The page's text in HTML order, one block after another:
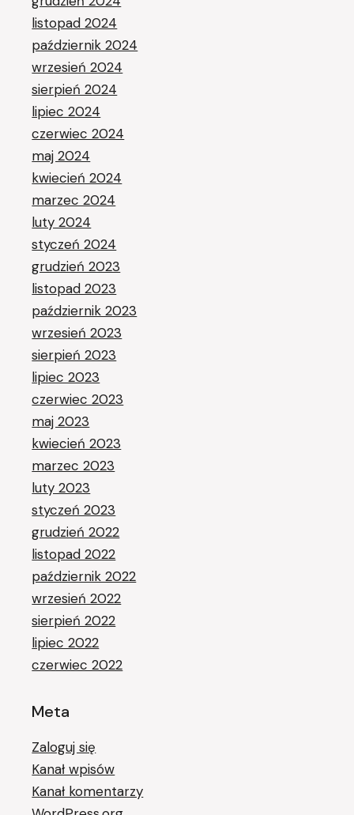
listopad 2024
październik 2024
wrzesień 2024
sierpień 2024
lipiec 2024
czerwiec 2024
maj 2024
kwiecień 2024
marzec 2024
luty 2024
styczeń 2024
grudzień 2023
listopad 2023
październik 2023
wrzesień 2023
sierpień 2023
lipiec 2023
czerwiec 2023
maj 2023
kwiecień 2023
marzec 2023
luty 2023
styczeń 2023
grudzień 2022
listopad 2022
październik 2022
wrzesień 2022
sierpień 2022
lipiec 2022
czerwiec 2022
Meta
Zaloguj się
Kanał wpisów
Kanał komentarzy